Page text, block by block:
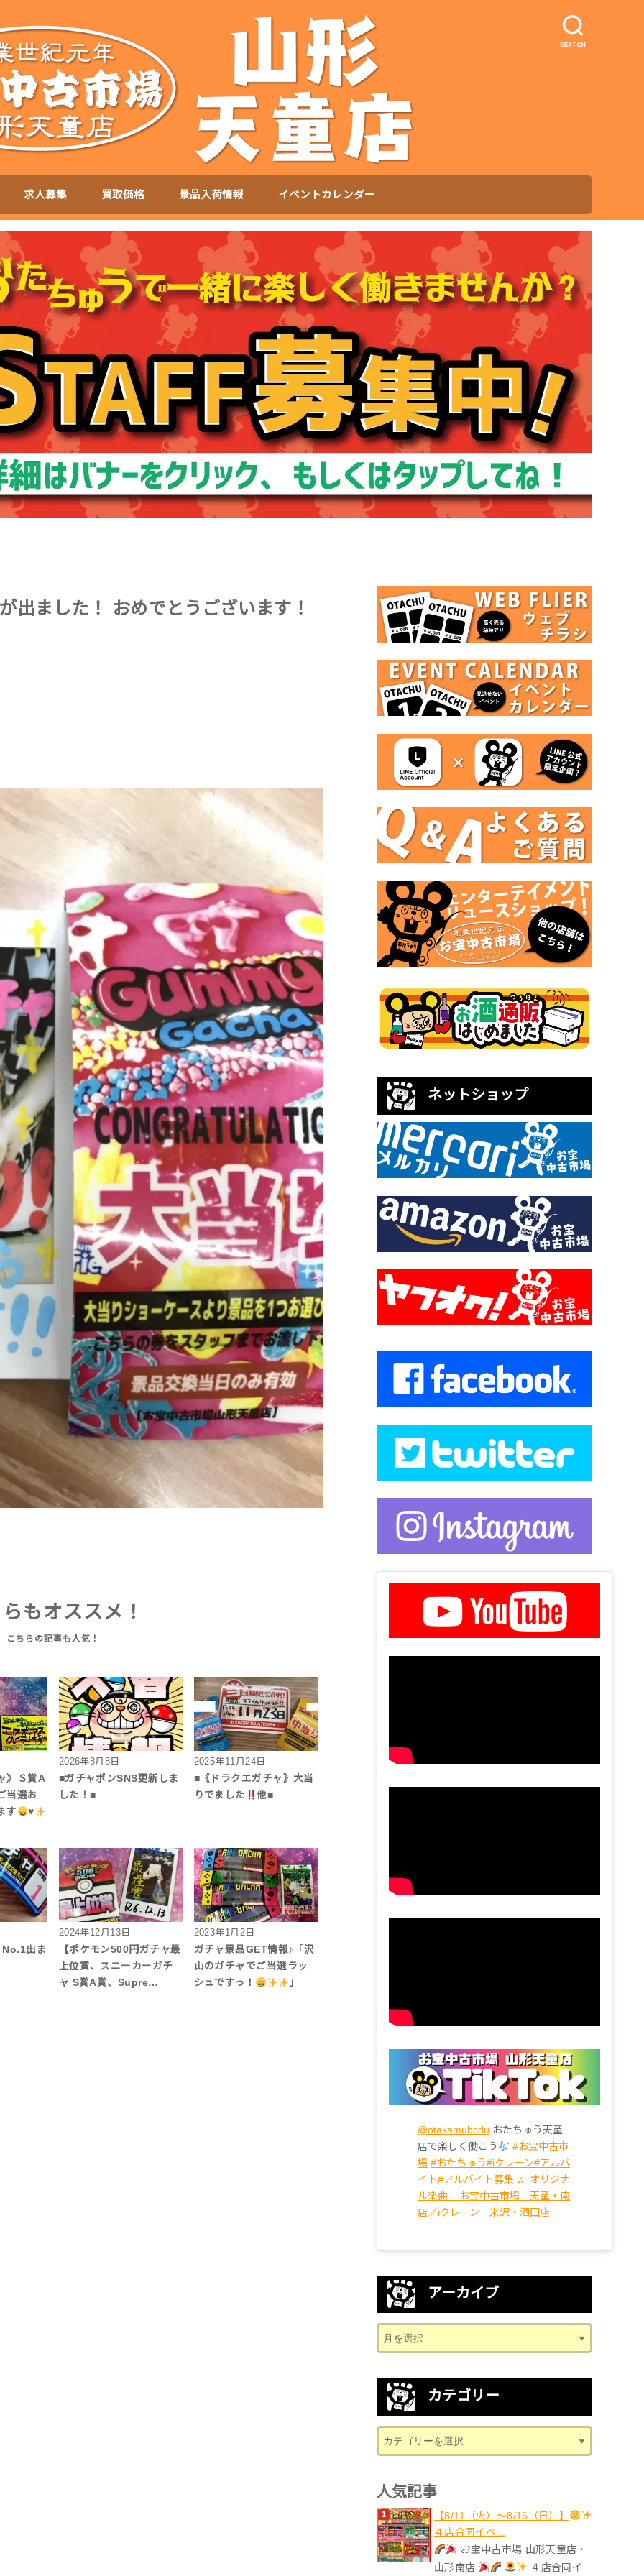
SEARCH
求人募集 買取価格 景品入荷情報 イベントカレンダー
ました！ おめでとうございます！
もオススメ！
》Ｓ賞A
当選お
す
♥️
2026年8月8日
■ガチャポンSNS更新しま
した！■
2025年11月24日
■《ドラクエガチャ》大当
りでました
他■
出ま
2024年12月13日
【ポケモン500円ガチャ最
上位賞、スニーカーガチ
ャ S賞A賞、Supre…
2023年1月2日
ガチャ景品GET情報♪「沢
山のガチャでご当選ラッ
シュですっ！
」
ネットショップ
@otakamubcdu おたちゅう天童
店で楽しく働こう
#お宝中古市
場 #おたちゅう#iクレーン#アルバ
イト#アルバイト募集 ♬ オリジナ
ル楽曲 – お宝中古市場 天童・南
店／iクレーン 米沢・酒田店
アーカイブ
カテゴリー
人気記事
【8/11（火）～8/16（日）】
４店合同イベ...
お宝中古市場 山形天童店・
山形南店
４店合同イ